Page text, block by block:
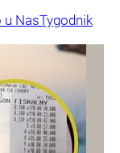
u NasTygodnik